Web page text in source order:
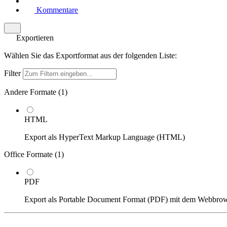
Kommentare
Exportieren
Wählen Sie das Exportformat aus der folgenden Liste:
Filter
Andere Formate (1)
HTML
Export als HyperText Markup Language (HTML)
Office Formate (1)
PDF
Export als Portable Document Format (PDF) mit dem